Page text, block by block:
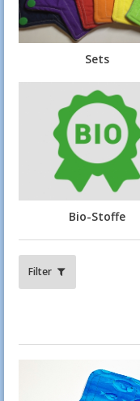
Sets
Bio-Stoffe
Filter